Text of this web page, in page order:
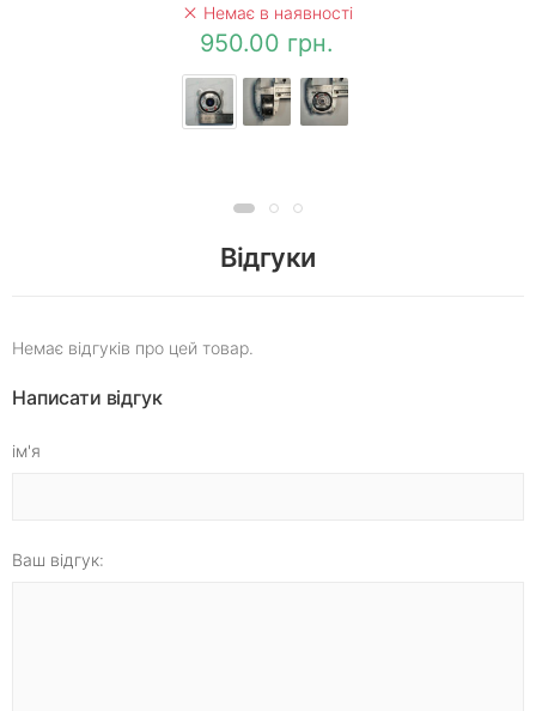
Немає в наявності
950.00 грн.
Відгуки
Немає відгуків про цей товар.
Написати відгук
ім'я
Ваш відгук: